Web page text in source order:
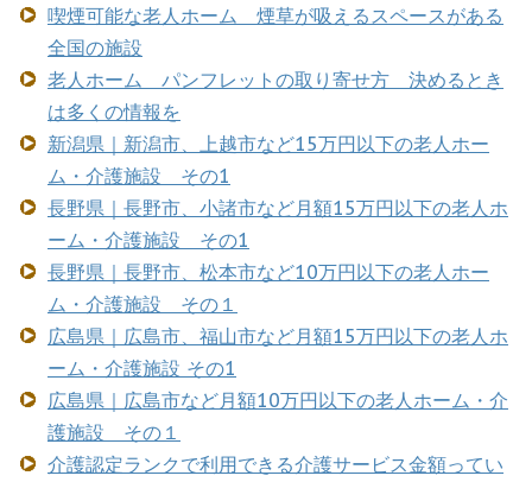
喫煙可能な老人ホーム 煙草が吸えるスペースがある
全国の施設
老人ホーム パンフレットの取り寄せ方 決めるとき
は多くの情報を
新潟県｜新潟市、上越市など15万円以下の老人ホー
ム・介護施設 その1
長野県｜長野市、小諸市など月額15万円以下の老人ホ
ーム・介護施設 その1
長野県｜長野市、松本市など10万円以下の老人ホー
ム・介護施設 その１
広島県｜広島市、福山市など月額15万円以下の老人ホ
ーム・介護施設 その1
広島県｜広島市など月額10万円以下の老人ホーム・介
護施設 その１
介護認定ランクで利用できる介護サービス金額ってい